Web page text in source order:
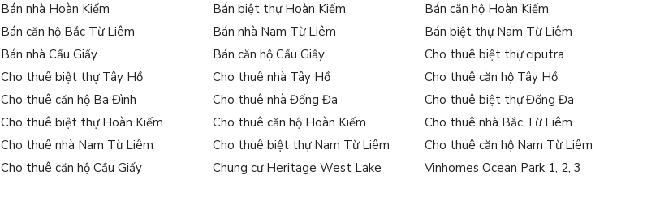
Bán nhà Hoàn Kiếm Bán biệt thự Hoàn Kiếm
Bán căn hộ Hoàn Kiếm
Bán căn hộ Bắc Từ Liêm Bán nhà Nam Từ Liêm
Bán biệt thự Nam Từ Liêm
Bán nhà Cầu Giấy Bán căn hộ Cầu Giấy
Cho thuê biệt thự ciputra
Cho thuê biệt thự Tây Hồ Cho thuê nhà Tây Hồ
Cho thuê căn hộ Tây Hồ
Cho thuê căn hộ Ba Đình Cho thuê nhà Đống Đa
Cho thuê biệt thự Đống Đa
Cho thuê biệt thự Hoàn Kiếm Cho thuê căn hộ Hoàn Kiếm
Cho thuê nhà Bắc Từ Liêm
Cho thuê nhà Nam Từ Liêm Cho thuê biệt thự Nam Từ Liêm
Cho thuê căn hộ Nam Từ Liêm
Cho thuê căn hộ Cầu Giấy Chung cư Heritage West Lake
Vinhomes Ocean Park 1, 2, 3